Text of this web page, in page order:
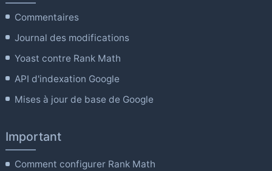
Commentaires
Journal des modifications
Yoast contre Rank Math
API d'indexation Google
Mises à jour de base de Google
Important
Comment configurer Rank Math